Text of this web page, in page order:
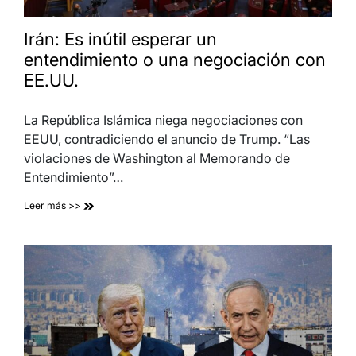
Irán: Es inútil esperar un
entendimiento o una negociación con
EE.UU.
La República Islámica niega negociaciones con
EEUU, contradiciendo el anuncio de Trump. “Las
violaciones de Washington al Memorando de
Entendimiento”…
Leer más >>